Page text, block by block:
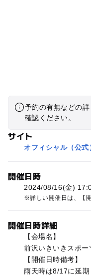
予約の有無などの
確認ください。
サイト
オフィシャル（公式
開催日時
2024/08/16(金)
詳しい開催日は、【
開催日時詳細
【会場名】
前沢いきいきスポー
【開催日時備考】
雨天時は8/17に延期